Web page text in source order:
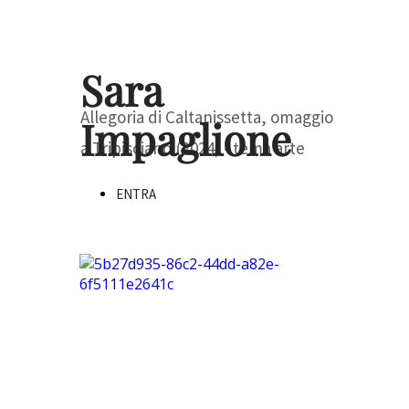
Sara
Impaglione
Allegoria di Caltanissetta, omaggio
a Tripisciano (2024) - tema arte
ENTRA